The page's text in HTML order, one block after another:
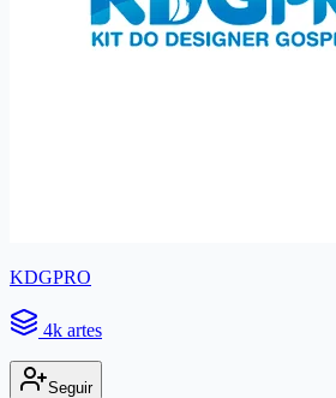
KDGPRO
4k artes
Seguir